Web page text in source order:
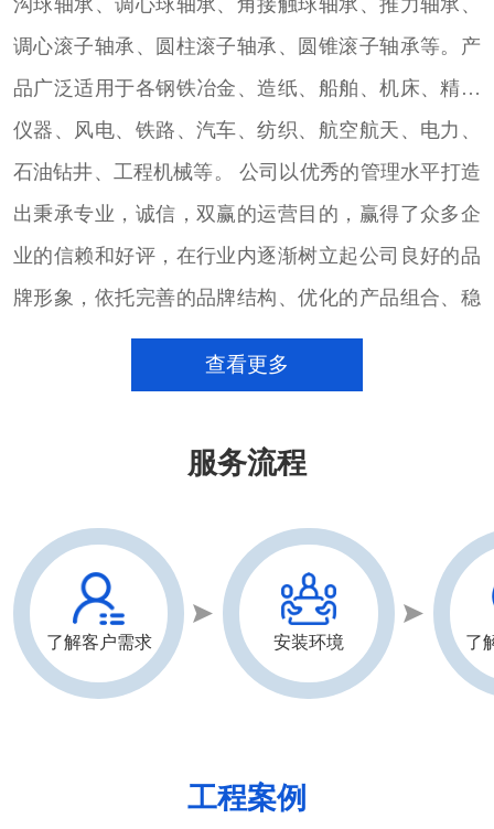
调心滚子轴承、圆柱滚子轴承、圆锥滚子轴承等。产
品广泛适用于各钢铁冶金、造纸、船舶、机床、精密
仪器、风电、铁路、汽车、纺织、航空航天、电力、
石油钻井、工程机械等。 公司以优秀的管理水平打造
出秉承专业，诚信，双赢的运营目的，赢得了众多企
业的信赖和好评，在行业内逐渐树立起公司良好的品
牌形象，依托完善的品牌结构、优化的产品组合、稳
定的大量货源的进口轴承销售团队，致力于以专注的
心态，通过完善的销售服务体系和技术团队，配合用
强沟通、加深了解，为用户提供更好的产品和服务。
查看更多
服务流程
了解客户需求 安装环境 了
工程案例